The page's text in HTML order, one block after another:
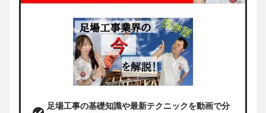
足場工事の基礎知識や最新テクニックを動画で分